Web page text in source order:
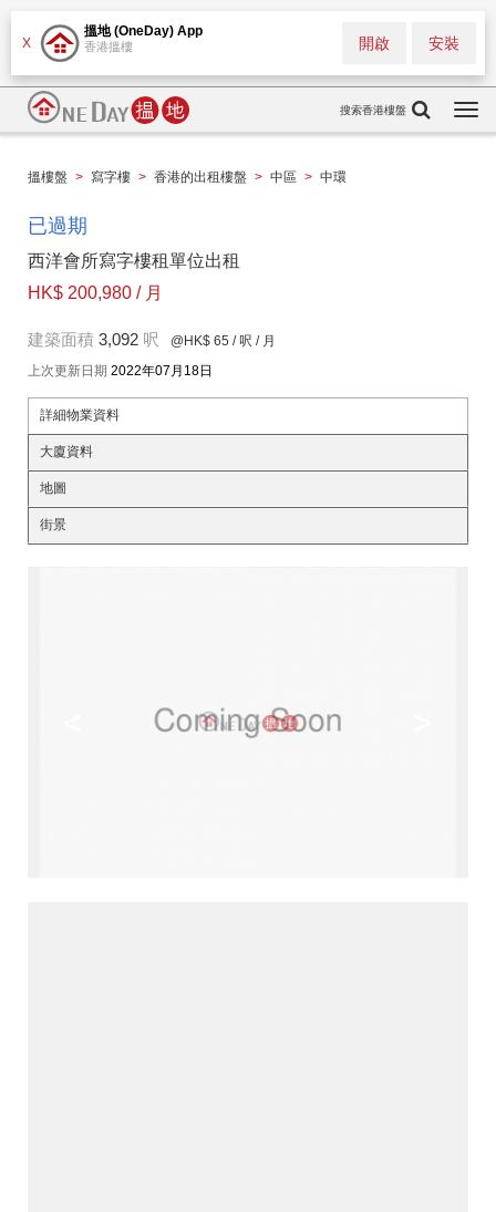
X
搵地 (OneDay) App
香港搵樓 安裝
開啟
搜索香港樓盤
搵樓盤 > 寫字樓 > 香港的出租樓盤 > 中區 > 中環
已過期
西洋會所寫字樓租單位出租
HK$ 200,980 / 月
建築面積 3,092 呎 @HK$ 65 / 呎 / 月
上次更新日期 2022年07月18日
詳細物業資料
大廈資料
地圖
街景